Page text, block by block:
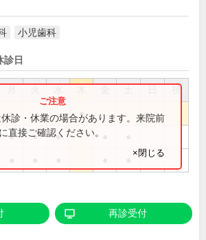
小児歯科
診日
祝
●
● ● ●
診・休業の場合があります。来院前
直接ご確認ください。
×閉じる
再診受付